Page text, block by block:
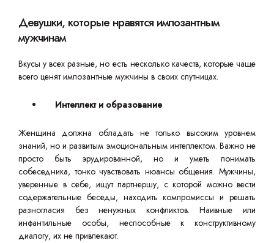
Девушки, которые нравятся импозантным
мужчинам
Вкусы у всех разные, но есть несколько качеств, которые чаще
всего ценят импозантные мужчины в своих спутницах.
Интеллект и образование
Женщина должна обладать не только высоким уровнем
знаний, но и развитым эмоциональным интеллектом. Важно не
просто быть эрудированной, но и уметь понимать
собеседника, тонко чувствовать нюансы общения. Мужчины,
уверенные в себе, ищут партнершу, с которой можно вести
содержательные беседы, находить компромиссы и решать
разногласия без ненужных конфликтов. Наивные или
инфантильные особы, неспособные к конструктивному
диалогу, их не привлекают.